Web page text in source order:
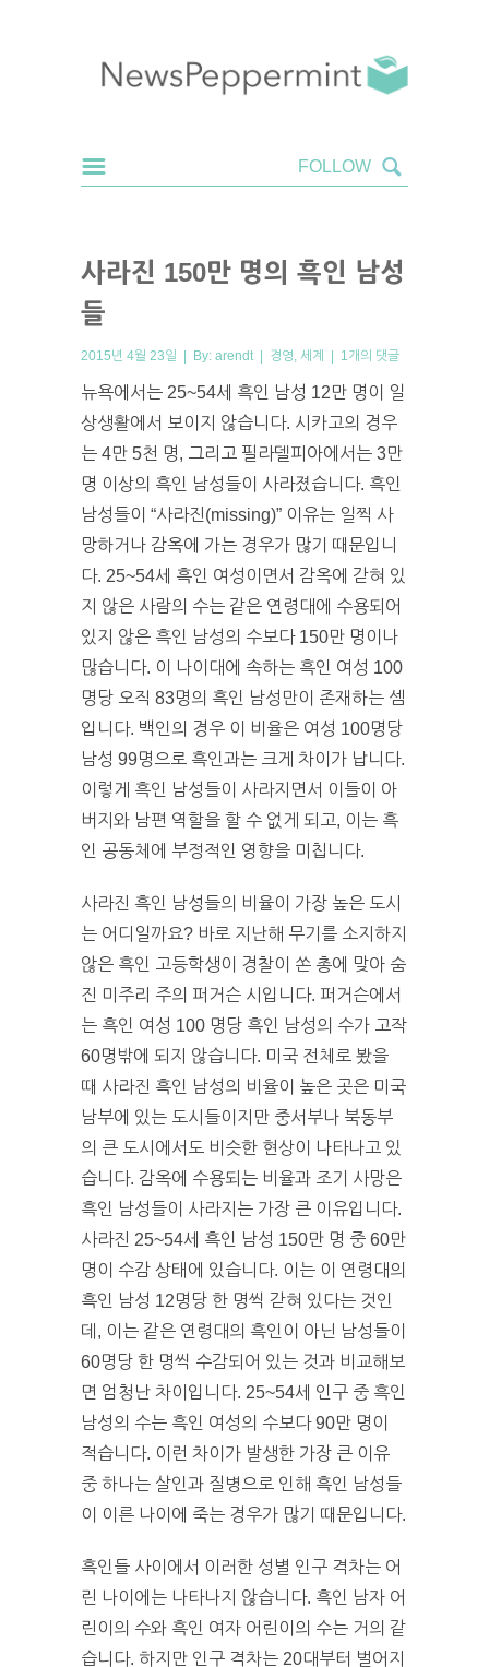
사라진 150만 명의 흑인 남성
들
2015년 4월 23일 | By: arendt | 경영 세계 | 1개의 댓글
뉴욕에서는 25~54세 흑인 남성 12만 명이 일
상생활에서 보이지 않습니다. 시카고의 경우
는 4만 5천 명, 그리고 필라델피아에서는 3만
명 이상의 흑인 남성들이 사라졌습니다. 흑인
남성들이 “사라진(missing)” 이유는 일찍 사
망하거나 감옥에 가는 경우가 많기 때문입니
다. 25~54세 흑인 여성이면서 감옥에 갇혀 있
지 않은 사람의 수는 같은 연령대에 수용되어
있지 않은 흑인 남성의 수보다 150만 명이나
많습니다. 이 나이대에 속하는 흑인 여성 100
명당 오직 83명의 흑인 남성만이 존재하는 셈
입니다. 백인의 경우 이 비율은 여성 100명당
남성 99명으로 흑인과는 크게 차이가 납니다.
이렇게 흑인 남성들이 사라지면서 이들이 아
버지와 남편 역할을 할 수 없게 되고, 이는 흑
인 공동체에 부정적인 영향을 미칩니다.
사라진 흑인 남성들의 비율이 가장 높은 도시
는 어디일까요? 바로 지난해 무기를 소지하지
않은 흑인 고등학생이 경찰이 쏜 총에 맞아 숨
진 미주리 주의 퍼거슨 시입니다. 퍼거슨에서
는 흑인 여성 100 명당 흑인 남성의 수가 고작
60명밖에 되지 않습니다. 미국 전체로 봤을
때 사라진 흑인 남성의 비율이 높은 곳은 미국
남부에 있는 도시들이지만 중서부나 북동부
의 큰 도시에서도 비슷한 현상이 나타나고 있
습니다. 감옥에 수용되는 비율과 조기 사망은
흑인 남성들이 사라지는 가장 큰 이유입니다.
사라진 25~54세 흑인 남성 150만 명 중 60만
명이 수감 상태에 있습니다. 이는 이 연령대의
흑인 남성 12명당 한 명씩 갇혀 있다는 것인
데, 이는 같은 연령대의 흑인이 아닌 남성들이
60명당 한 명씩 수감되어 있는 것과 비교해보
면 엄청난 차이입니다. 25~54세 인구 중 흑인
남성의 수는 흑인 여성의 수보다 90만 명이
적습니다. 이런 차이가 발생한 가장 큰 이유
중 하나는 살인과 질병으로 인해 흑인 남성들
이 이른 나이에 죽는 경우가 많기 때문입니다.
흑인들 사이에서 이러한 성별 인구 격차는 어
린 나이에는 나타나지 않습니다. 흑인 남자 어
린이의 수와 흑인 여자 어린이의 수는 거의 같
습니다. 하지만 인구 격차는 20대부터 벌어지